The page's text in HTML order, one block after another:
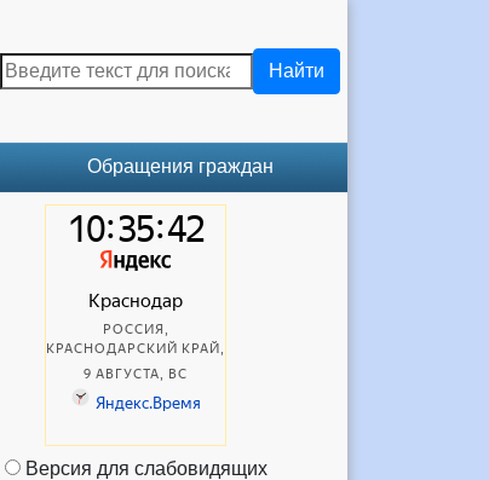
Найти
Обращения граждан
Версия для слабовидящих